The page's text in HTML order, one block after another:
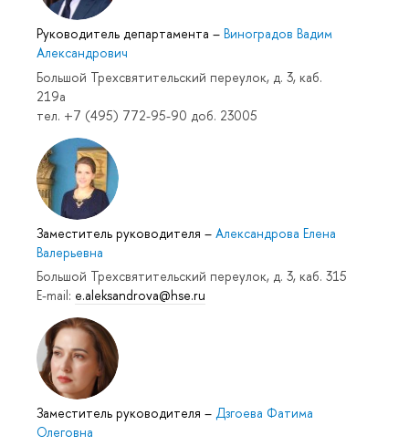
Руководитель департамента – Виноградов Вадим
Александрович
Большой Трехсвятительский переулок, д. 3, каб.
219a
тел. +7 (495) 772-95-90 доб. 23005
Заместитель руководителя – Александрова Елена
Валерьевна
Большой Трехсвятительский переулок, д. 3, каб. 315
E-mail: e.aleksandrova@hse.ru
Заместитель руководителя – Дзгоева Фатима
Олеговна